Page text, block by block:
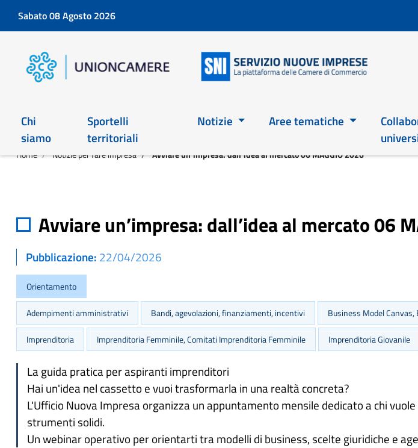
Sabato 08 Agosto 2026
Chi
siamo
Sportelli
territoriali
Notizie Aree tematiche
Home Notizie per fare impresa Avviare un’impresa: dall’idea al mercato 06 MAGGIO 2026
Avviare un’impresa: dall’idea al mercato 06
Pubblicazione 22/04/2026
Orientamento
Adempimenti amministrativi Bandi, agevolazioni, finanziamenti, incentivi Business Model Canvas,
Imprenditoria Imprenditoria Femminile, Comitati Imprenditoria Femminile Imprenditoria Giovanile
La guida pratica per aspiranti imprenditori
Hai un'idea nel cassetto e vuoi trasformarla in una realtà concreta?
L'Ufficio Nuova Impresa organizza un appuntamento mensile dedicato a chi
strumenti solidi.
Un webinar operativo per orientarti tra modelli di business, scelte giuridiche e